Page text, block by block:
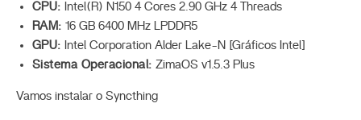
CPU: Intel(R) N150 4 Cores 2.90 GHz 4 Threads
RAM: 16 GB 6400 MHz LPDDR5
GPU: Intel Corporation Alder Lake-N [Gráficos Intel]
Sistema Operacional: ZimaOS v1.5.3 Plus
Vamos instalar o Syncthing